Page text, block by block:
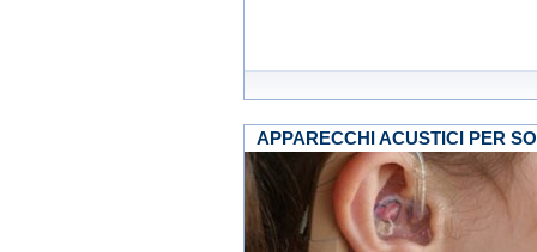
APPARECCHI ACUSTICI PER